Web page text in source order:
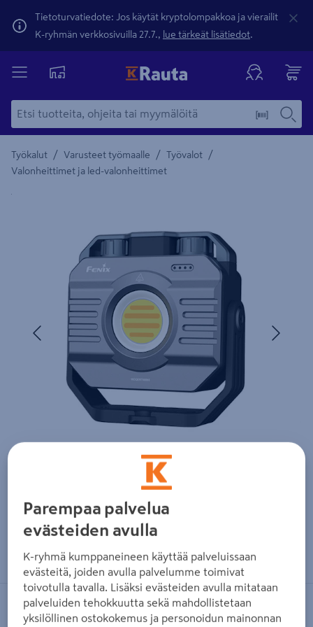
Tietoturvatiedote: Jos käytät kryptolompakkoa ja vierailit
K-ryhmän verkkosivuilla 27.7., lue tärkeät lisätiedot.
Työkalut / Varusteet työmaalle / Työvalot /
Valonheittimet ja led-valonheittimet
Yksityiskohtainen kuvaus löytyy Tuotteen kuvaus -
Edellinen
FENIX
Parempaa palvelua
evästeiden avulla
K-ryhmä kumppaneineen käyttää palveluissaan
evästeitä, joiden avulla palvelumme toimivat
toivotulla tavalla. Lisäksi evästeiden avulla mitataan
palveluiden tehokkuutta sekä mahdollistetaan
yksilöllinen ostokokemus ja personoidun mainonnan